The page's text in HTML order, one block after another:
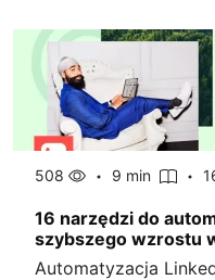
508 9 min
16 narzędzi do
szybszego wzrostu
Automatyzacja